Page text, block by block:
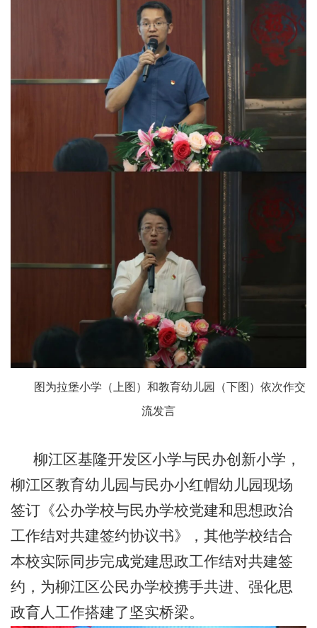
图为拉堡小学（上图）和教育幼儿园（下图）依次作交
流发言
柳江区基隆开发区小学与民办创新小学，
柳江区教育幼儿园与民办小红帽幼儿园现场
签订《公办学校与民办学校党建和思想政治
工作结对共建签约协议书》，其他学校结合
本校实际同步完成党建思政工作结对共建签
约，为柳江区公民办学校携手共进、强化思
政育人工作搭建了坚实桥梁。